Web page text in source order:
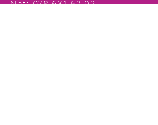
Nat:078 631 62 92